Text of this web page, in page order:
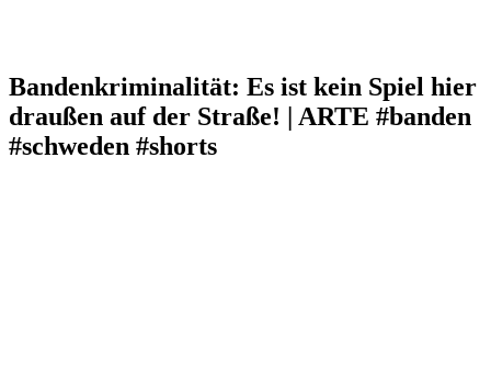
Bandenkriminalität: Es ist kein Spiel hier
draußen auf der Straße! | ARTE #banden
#schweden #shorts